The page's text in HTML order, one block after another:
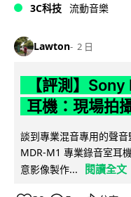
3C科技 流動音樂
Lawton 2 日
【評測】
耳機：現場拍
談到專業混音專用的聲
MDR-M1 專業錄音室耳
意影像製作...
閱讀全文